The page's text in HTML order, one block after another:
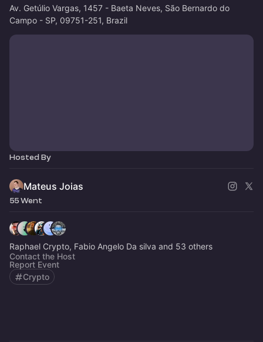
Av. Getúlio Vargas, 1457 - Baeta Neves, São Bernardo do
Campo - SP, 09751-251, Brazil
Hosted By
Mateus Joias
55 Went
Raphael Crypto, Fabio Angelo Da silva and 53 others
Contact the Host
Report Event
Crypto